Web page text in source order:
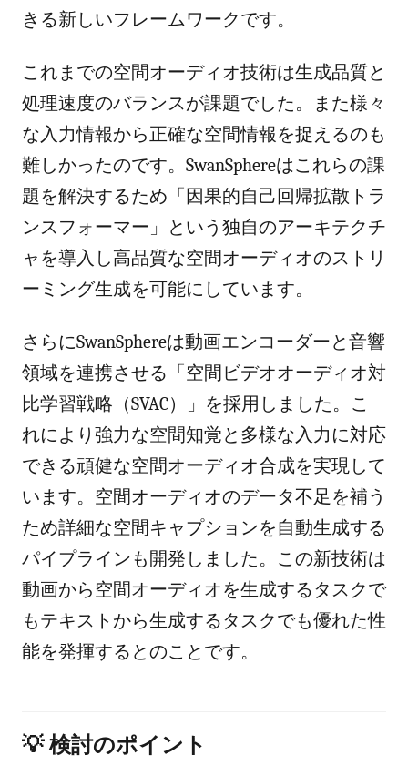
きる新しいフレームワークです。
これまでの空間オーディオ技術は生成品質と
処理速度のバランスが課題でした。また様々
な入力情報から正確な空間情報を捉えるのも
難しかったのです。SwanSphereはこれらの課
題を解決するため「因果的自己回帰拡散トラ
ンスフォーマー」という独自のアーキテクチ
ャを導入し高品質な空間オーディオのストリ
ーミング生成を可能にしています。
さらにSwanSphereは動画エンコーダーと音響
領域を連携させる「空間ビデオオーディオ対
比学習戦略（SVAC）」を採用しました。こ
れにより強力な空間知覚と多様な入力に対応
できる頑健な空間オーディオ合成を実現して
います。空間オーディオのデータ不足を補う
ため詳細な空間キャプションを自動生成する
パイプラインも開発しました。この新技術は
動画から空間オーディオを生成するタスクで
もテキストから生成するタスクでも優れた性
能を発揮するとのことです。
💡 検討のポイント